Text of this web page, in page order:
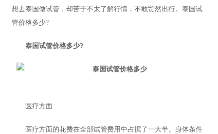
想去泰国做试管，却苦于不太了解行情，不敢贸然出行。泰国试
管价格多少?
泰国试管价格多少?
医疗方面
医疗方面的花费在全部试管费用中占据了一大半。身体条件